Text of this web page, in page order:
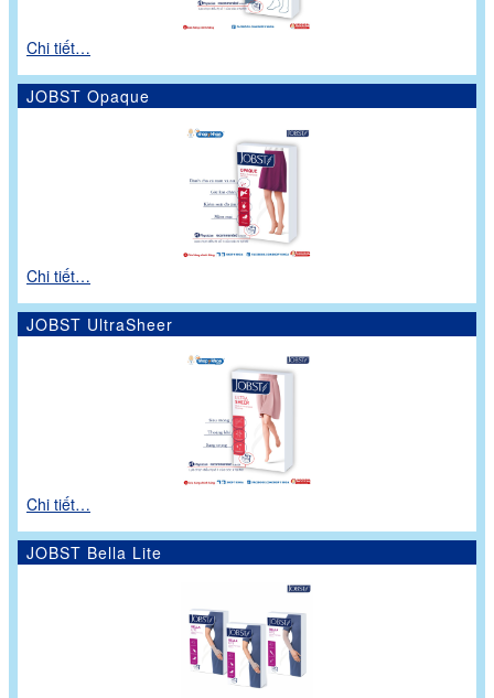
Chi tiết…
JOBST Opaque
Chi tiết…
JOBST UltraSheer
Chi tiết…
JOBST Bella Lite